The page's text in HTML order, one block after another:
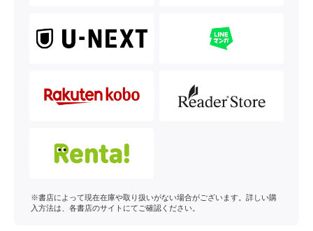
※書店によって現在在庫や取り扱いがない場合がございます。詳しい購
入方法は、各書店のサイトにてご確認ください。